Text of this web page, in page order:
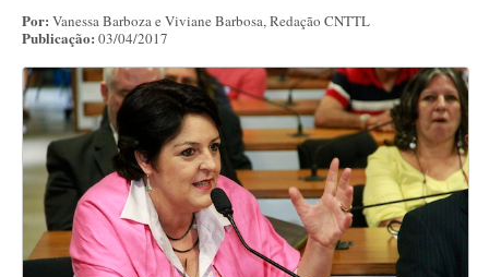
Por: Vanessa Barboza e Viviane Barbosa, Redação CNTTL
Publicação: 03/04/2017